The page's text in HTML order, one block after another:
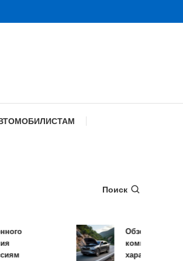
Поиск
Обзор TANK 500:
комплектации и
характеристики